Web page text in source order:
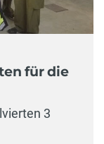
für die
3